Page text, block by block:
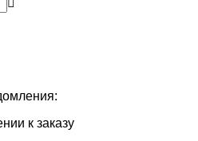
к заказу